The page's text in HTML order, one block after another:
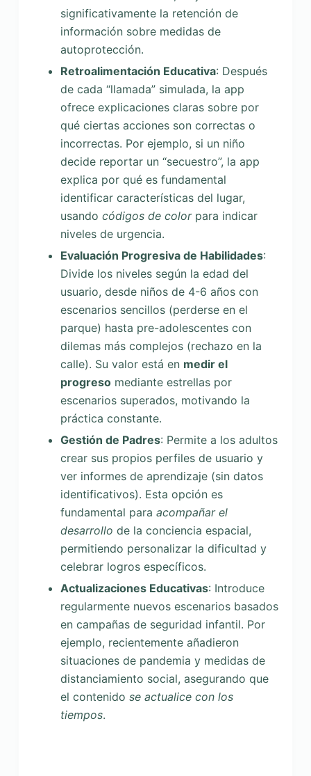
significativamente la retención de
información sobre medidas de
autoprotección.
Retroalimentación Educativa: Después
de cada “llamada” simulada, la app
ofrece explicaciones claras sobre por
qué ciertas acciones son correctas o
incorrectas. Por ejemplo, si un niño
decide reportar un “secuestro”, la app
explica por qué es fundamental
identificar características del lugar,
usando códigos de colorpara indicar
niveles de urgencia.
Evaluación Progresiva de Habilidades:
Divide los niveles según la edad del
usuario, desde niños de 4-6 años con
escenarios sencillos (perderse en el
parque) hasta pre-adolescentes con
dilemas más complejos (rechazo en la
calle). Su valor está en medir el
progresomediante estrellas por
escenarios superados, motivando la
práctica constante.
Gestión de Padres: Permite a los adultos
crear sus propios perfiles de usuario y
ver informes de aprendizaje (sin datos
identificativos). Esta opción es
fundamental para acompañar el
desarrollo de la conciencia espacial,
permitiendo personalizar la dificultad y
celebrar logros específicos.
Actualizaciones Educativas: Introduce
regularmente nuevos escenarios basados
en campañas de seguridad infantil. Por
ejemplo, recientemente añadieron
situaciones de pandemia y medidas de
distanciamiento social, asegurando que
el contenido se actualice con los
tiempos.